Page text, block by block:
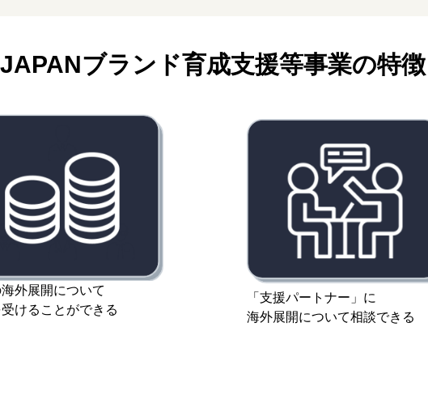
JAPANブランド育成支援等事業の特徴
外展開について
けることができる
「支援パートナー」に
海外展開について相談できる